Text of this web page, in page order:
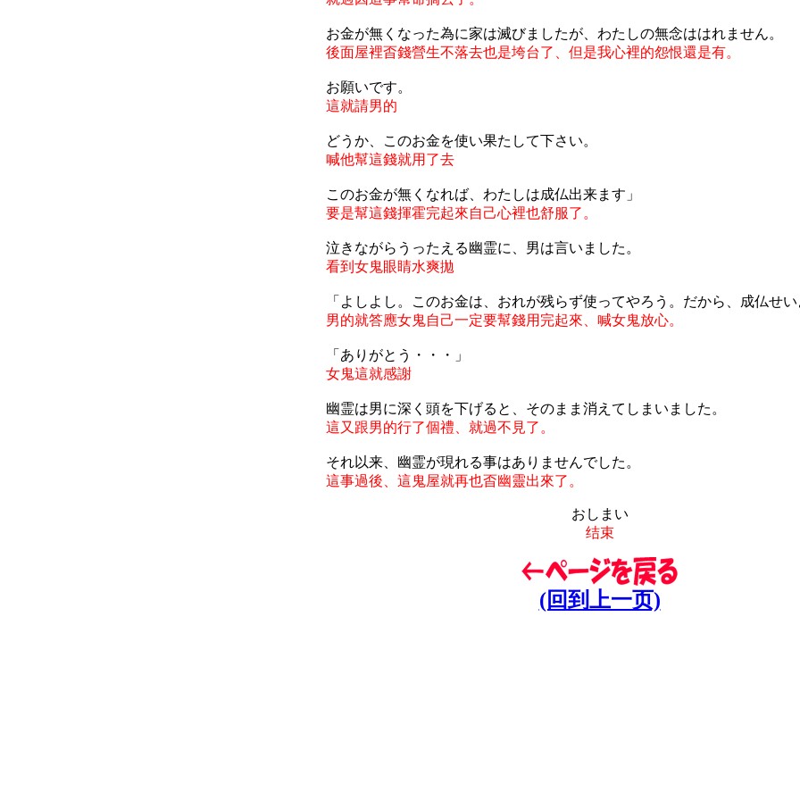
お金が無くなった為に家は滅びましたが、わたしの無念ははれません。
後面屋裡㫘錢營生不落去也是垮台了、但是我心裡的怨恨還是有。
お願いです。
這就請男的
どうか、このお金を使い果たして下さい。
喊他幫這錢就用了去
このお金が無くなれば、わたしは成仏出来ます」
要是幫這錢揮霍完起來自己心裡也舒服了。
泣きながらうったえる幽霊に、男は言いました。
看到女鬼眼睛水爽拋
「よしよし。このお金は、おれが残らず使ってやろう。だから、成仏せ
男的就答應女鬼自己一定要幫錢用完起來、喊女鬼放心。
「ありがとう・・・」
女鬼這就感謝
幽霊は男に深く頭を下げると、そのまま消えてしまいました。
這又跟男的行了個禮、就過不見了。
それ以来、幽霊が現れる事はありませんでした。
這事過後、這鬼屋就再也㫘幽靈出來了。
おしまい
结束
(回到上一页)